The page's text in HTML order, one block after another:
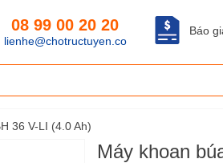
Báo
08 99 00 20 20
lienhe@chotructuyen.co
36 V-LI (4.0 Ah)
Máy khoan